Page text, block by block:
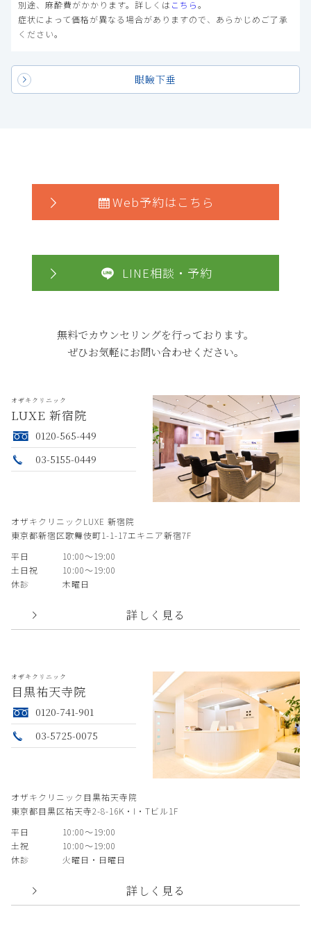
別途、麻酔費がかかります。詳しくは こちら。
症状によって価格が異なる場合がありますので、あらかじめご了承
ください。
眼瞼下垂
Web予約はこちら
LINE相談・予約
無料でカウンセリングを行っております。
ぜひお気軽にお問い合わせください。
オザキクリニック
LUXE 新宿院
0120-565-449
03-5155-0449
オザキクリニックLUXE 新宿院
東京都新宿区歌舞伎町1-1-17エキニア新宿7F
平日
10:00〜19:00
土日祝
10:00〜19:00
休診
木曜日
詳しく見る
オザキクリニック
目黒祐天寺院
0120-741-901
03-5725-0075
オザキクリニック目黒祐天寺院
東京都目黒区祐天寺2-8-16K・I・Tビル1F
平日
10:00〜19:00
土祝
10:00〜19:00
休診
火曜日・日曜日
詳しく見る